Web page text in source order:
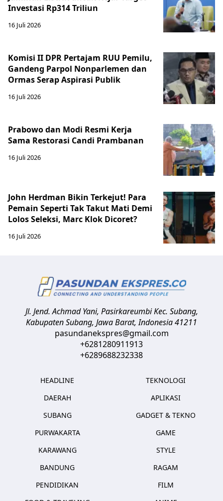
Investasi Rp314 Triliun
16 Juli 2026
Komisi II DPR Pertajam RUU Pemilu,
Gandeng Parpol Nonparlemen dan
Ormas Serap Aspirasi Publik
16 Juli 2026
Prabowo dan Modi Resmi Kerja
Sama Restorasi Candi Prambanan
16 Juli 2026
John Herdman Bikin Terkejut! Para
Pemain Seperti Tak Takut Mati Demi
Lolos Seleksi, Marc Klok Dicoret?
16 Juli 2026
Jl. Jend. Achmad Yani, Pasirkareumbi Kec. Subang,
Kabupaten Subang, Jawa Barat,Indonesia41211
pasundanekspres@gmail.com
+6281280911913
+6289688232338
HEADLINE
DAERAH
SUBANG
PURWAKARTA
KARAWANG
BANDUNG
PENDIDIKAN
TEKNOLOGI
APLIKASI
GADGET & TEKNO
GAME
STYLE
RAGAM
FILM